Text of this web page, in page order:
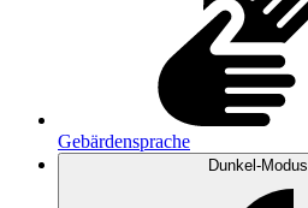
Gebärdensprache
Dunkel-Modus